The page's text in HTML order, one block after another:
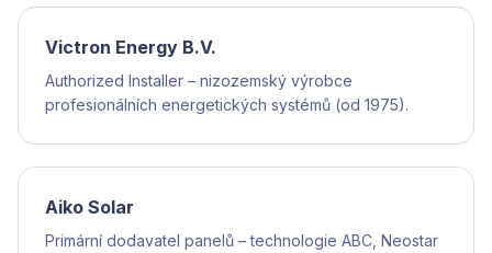
Victron Energy B.V.
Authorized Installer – nizozemský výrobce
profesionálních energetických systémů (od 1975).
Aiko Solar
Primární dodavatel panelů – technologie ABC, Neostar